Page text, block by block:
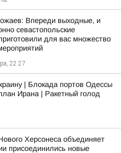
Впереди выходные, и
севастопольские
для вас множество
22:27
| Блокада портов Одессы
Ирана | Ракетный голод
Херсонеса объединяет
присоединились новые